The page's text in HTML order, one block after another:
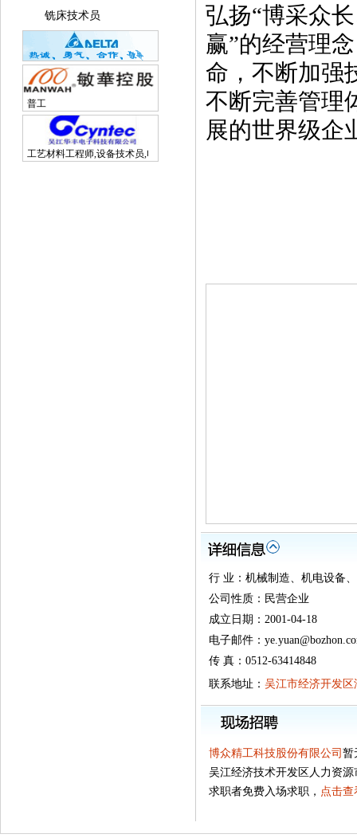
铣床技术员
普工
工艺材料工程师,设备技术员,电子研发工程师
弘扬“博采众
赢”的经营理
命，不断加强
不断完善管理
展的世界级企
行 业：机械制造、机电设备
公司性质：民营企业
成立日期：2001-04-18
电子邮件：
传 真：0512-63414848
联系地址： 吴江市经济开发区
博众精工科技股份有限公司 暂
吴江经济技术开发区人力资
求职者免费入场求职， 点击查